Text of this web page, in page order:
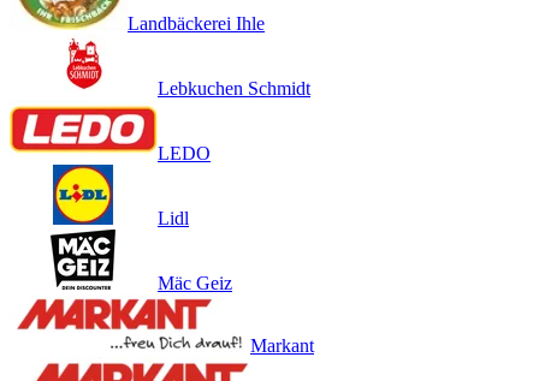
Landbäckerei Ihle
Lebkuchen Schmidt
LEDO
Lidl
Mäc Geiz
Markant